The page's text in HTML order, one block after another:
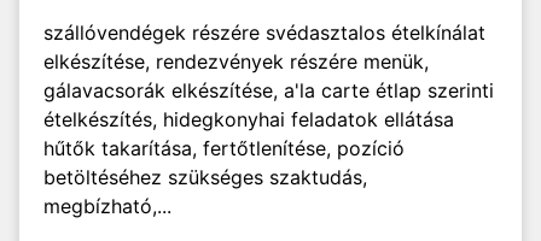
szállóvendégek részére svédasztalos ételkínálat
elkészítése, rendezvények részére menük,
gálavacsorák elkészítése, a'la carte étlap szerinti
ételkészítés, hidegkonyhai feladatok ellátása
hűtők takarítása, fertőtlenítése, pozíció
betöltéséhez szükséges szaktudás,
megbízható,...